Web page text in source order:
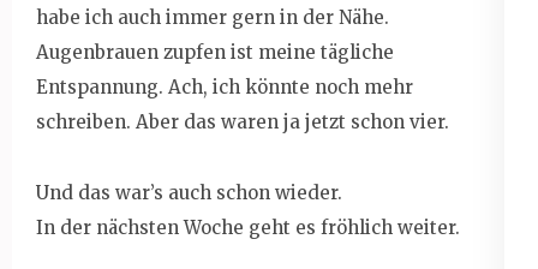
habe ich auch immer gern in der Nähe.
Augenbrauen zupfen ist meine tägliche
Entspannung. Ach, ich könnte noch mehr
schreiben. Aber das waren ja jetzt schon vier.
Und das war’s auch schon wieder.
In der nächsten Woche geht es fröhlich weiter.